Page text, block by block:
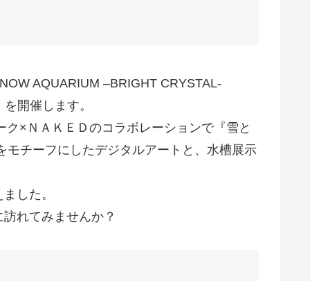
AQUARIUM –BRIGHT CRYSTAL-
開催します。
×ＮＡＫＥＤのコラボレーションで『雪と
チーフにしたデジタルアートと、水槽展示
した。
れてみませんか？